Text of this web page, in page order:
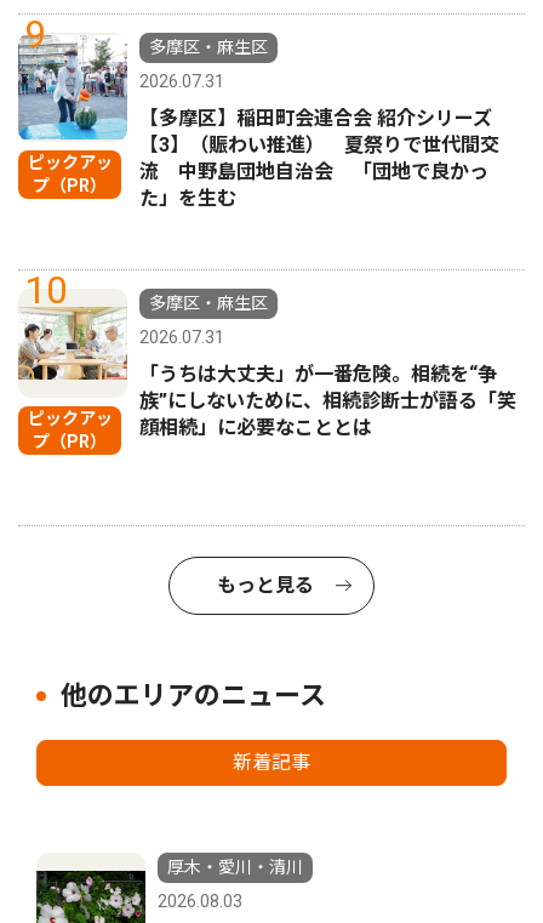
9
ピックアッ
プ（PR）
多摩区・麻生区
2026.07.31
【多摩区】稲田町会連合会 紹介シリーズ
【3】（賑わい推進） 夏祭りで世代間交
流 中野島団地自治会 「団地で良かっ
た」を生む
10
ピックアッ
プ（PR）
多摩区・麻生区
2026.07.31
「うちは大丈夫」が一番危険。相続を“争
族”にしないために、相続診断士が語る「笑
顔相続」に必要なこととは
もっと見る
他のエリアのニュース
新着記事
厚木・愛川・清川
2026.08.03